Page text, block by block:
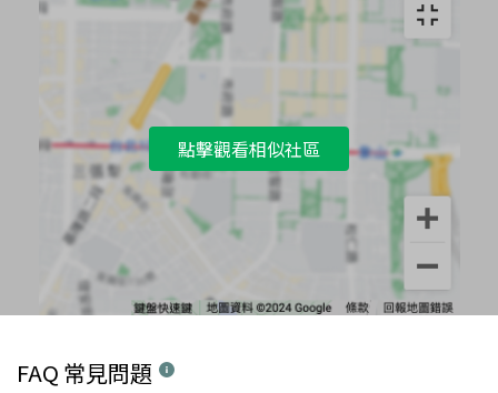
點擊觀看相似社區
FAQ 常見問題